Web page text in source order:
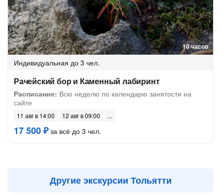
10 часов
Индивидуальная до 3 чел.
Рачейский бор и Каменный лабиринт
Расписание: Всю неделю по календарю занятости на
сайте
11 авг в 14:00 12 авг в 09:00
17 500 ₽за всё до 3 чел.
Другие экскурсии Тольятти